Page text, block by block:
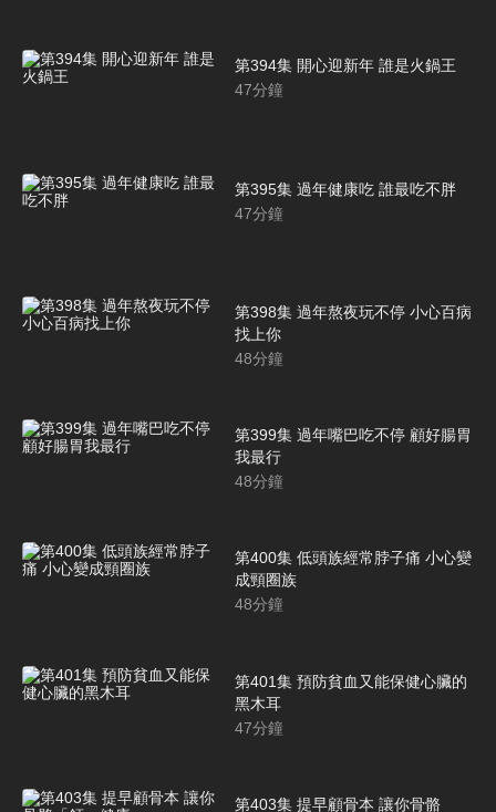
第394集 開心迎新年 誰是火鍋王
47分鐘
第395集 過年健康吃 誰最吃不胖
47分鐘
第398集 過年熬夜玩不停 小心百病
找上你
48分鐘
第399集 過年嘴巴吃不停 顧好腸胃
我最行
48分鐘
第400集 低頭族經常脖子痛 小心變
成頸圈族
48分鐘
第401集 預防貧血又能保健心臟的
黑木耳
47分鐘
第403集 提早顧骨本 讓你骨骼